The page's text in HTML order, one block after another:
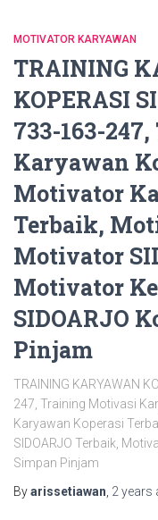
MOTIVATOR KARYAWAN
TRAINING
KOPERASI
733-163-
Karyawan
Motivator
Terbaik,
Motivator
Motivator
SIDOARJO
Pinjam
TRAINING KARYAWAN
247, Training Motivasi
Karyawan Koperasi
SIDOARJO Terbaik,
Simpan Pinjam
Byarissetiawan 2 years